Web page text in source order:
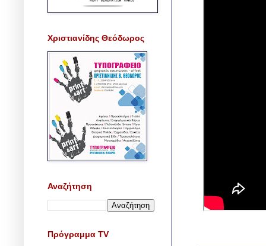
Χριστιανίδης Θεόδωρος
Αναζήτηση
Πρόγραμμα TV